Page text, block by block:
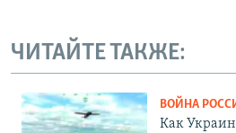
ЧИТАЙТЕ ТАКЖЕ:
ВОЙНА
Как